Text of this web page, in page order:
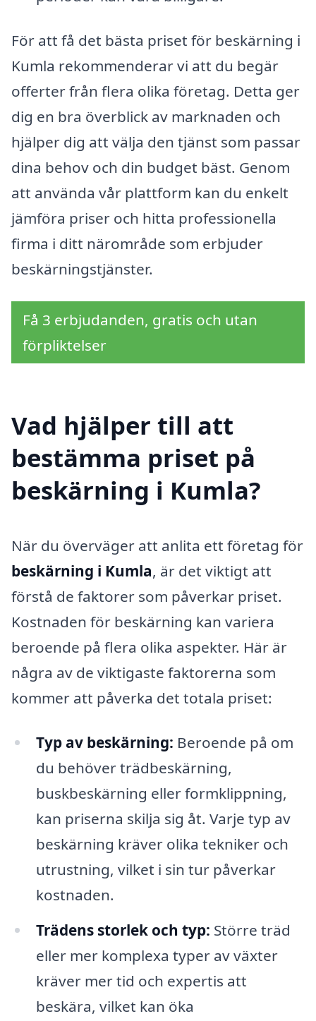
För att få det bästa priset för beskärning i
Kumla rekommenderar vi att du begär
offerter från flera olika företag. Detta ger
dig en bra överblick av marknaden och
hjälper dig att välja den tjänst som passar
dina behov och din budget bäst. Genom
att använda vår plattform kan du enkelt
jämföra priser och hitta professionella
firma i ditt närområde som erbjuder
beskärningstjänster.
Få 3 erbjudanden, gratis och utan
förpliktelser
Vad hjälper till att
bestämma priset på
beskärning i Kumla?
När du överväger att anlita ett företag för
beskärning i Kumla, är det viktigt att
förstå de faktorer som påverkar priset.
Kostnaden för beskärning kan variera
beroende på flera olika aspekter. Här är
några av de viktigaste faktorerna som
kommer att påverka det totala priset:
Typ av beskärning: Beroende på om
du behöver trädbeskärning,
buskbeskärning eller formklippning,
kan priserna skilja sig åt. Varje typ av
beskärning kräver olika tekniker och
utrustning, vilket i sin tur påverkar
kostnaden.
Trädens storlek och typ: Större träd
eller mer komplexa typer av växter
kräver mer tid och expertis att
beskära, vilket kan öka